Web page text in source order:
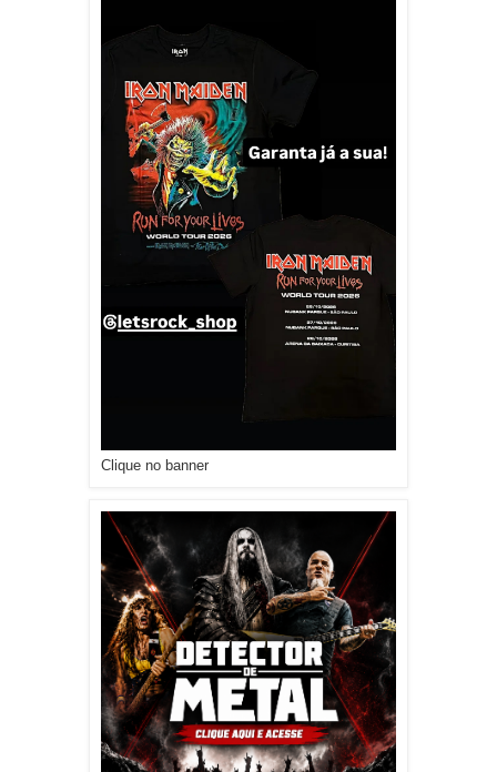
Clique no banner